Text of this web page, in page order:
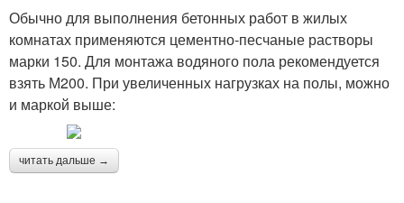
Обычно для выполнения бетонных работ в жилых
комнатах применяются цементно-песчаные растворы
марки 150. Для монтажа водяного пола рекомендуется
взять М200. При увеличенных нагрузках на полы, можно
и маркой выше:
читать дальше →